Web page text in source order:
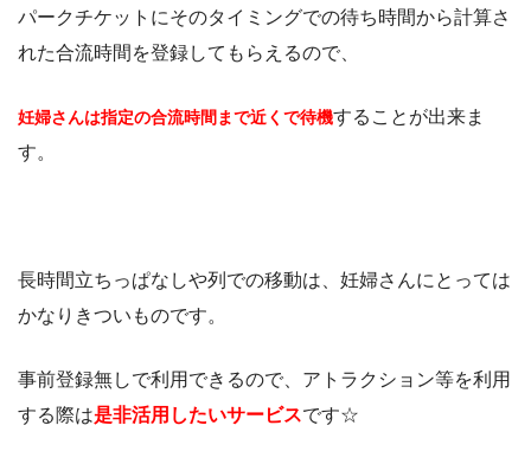
パークチケットにそのタイミングでの待ち時間から計算さ
れた合流時間を登録してもらえるので、
妊婦さんは指定の合流時間まで近くで待機することが出来ま
す。
長時間立ちっぱなしや列での移動は、妊婦さんにとっては
かなりきついものです。
事前登録無しで利用できるので、アトラクション等を利用
する際は是非活用したいサービスです☆